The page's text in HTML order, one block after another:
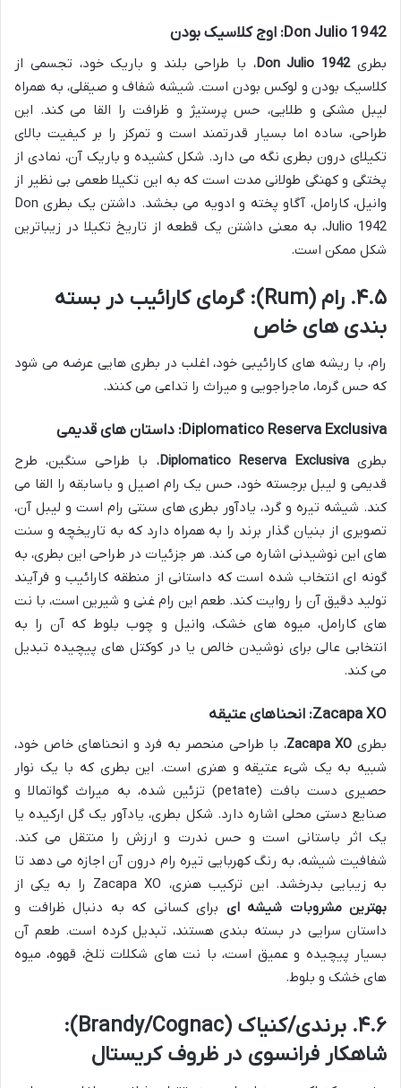
Don Julio 1942: اوج کلاسیک بودن
بطریDon Julio 1942، با طراحی بلند و باریک خود، تجسمی از
کلاسیک بودن و لوکس بودن است. شیشه شفاف و صیقلی، به همراه
لیبل مشکی و طلایی، حس پرستیژ و ظرافت را القا می کند. این
طراحی، ساده اما بسیار قدرتمند است و تمرکز را بر کیفیت بالای
تکیلای درون بطری نگه می دارد. شکل کشیده و باریک آن، نمادی از
پختگی و کهنگی طولانی مدت است که به این تکیلا طعمی بی نظیر از
وانیل، کارامل، آگاو پخته و ادویه می بخشد. داشتن یک بطری Don
Julio 1942، به معنی داشتن یک قطعه از تاریخ تکیلا در زیباترین
شکل ممکن است.
۴.۵. رام (Rum): گرمای کارائیب در بسته
بندی های خاص
رام، با ریشه های کارائیبی خود، اغلب در بطری هایی عرضه می شود
که حس گرما، ماجراجویی و میراث را تداعی می کنند.
Diplomatico Reserva Exclusiva: داستان های قدیمی
بطریDiplomatico Reserva Exclusiva، با طراحی سنگین، طرح
قدیمی و لیبل برجسته خود، حس یک رام اصیل و باسابقه را القا می
کند. شیشه تیره و گرد، یادآور بطری های سنتی رام است و لیبل آن،
تصویری از بنیان گذار برند را به همراه دارد که به تاریخچه و سنت
های این نوشیدنی اشاره می کند. هر جزئیات در طراحی این بطری، به
گونه ای انتخاب شده است که داستانی از منطقه کارائیب و فرآیند
تولید دقیق آن را روایت کند. طعم این رام غنی و شیرین است، با نت
های کارامل، میوه های خشک، وانیل و چوب بلوط که آن را به
انتخابی عالی برای نوشیدن خالص یا در کوکتل های پیچیده تبدیل
می کند.
Zacapa XO: انحناهای عتیقه
بطری Zacapa XO، با طراحی منحصر به فرد و انحناهای خاص خود،
شبیه به یک شیء عتیقه و هنری است. این بطری که با یک نوار
حصیری دست بافت (petate) تزئین شده، به میراث گواتمالا و
صنایع دستی محلی اشاره دارد. شکل بطری، یادآور یک گل ارکیده یا
یک اثر باستانی است و حس ندرت و ارزش را منتقل می کند.
شفافیت شیشه، به رنگ کهربایی تیره رام درون آن اجازه می دهد تا
به زیبایی بدرخشد. این ترکیب هنری، Zacapa XO را به یکی از
بهترین مشروبات شیشه ای برای کسانی که به دنبال ظرافت و
داستان سرایی در بسته بندی هستند، تبدیل کرده است. طعم آن
بسیار پیچیده و عمیق است، با نت های شکلات تلخ، قهوه، میوه
های خشک و بلوط.
۴.۶. برندی/کنیاک (Brandy/Cognac):
شاهکار فرانسوی در ظروف کریستال